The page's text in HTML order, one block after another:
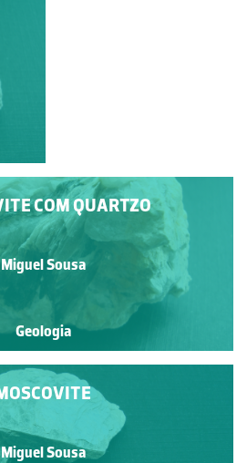
COM QUARTZO
Miguel Sousa
Geologia
Miguel Sousa